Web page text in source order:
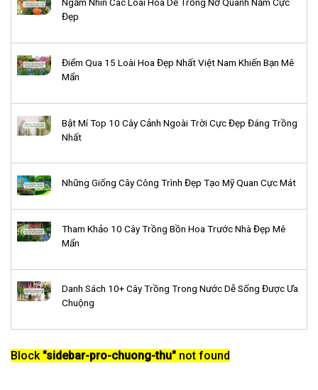
Ngắm Nhìn Các Loài Hoa Dễ Trồng Nở Quanh Năm Cực
Đẹp
Điểm Qua 15 Loài Hoa Đẹp Nhất Việt Nam Khiến Bạn Mê
Mẩn
Bật Mí Top 10 Cây Cảnh Ngoài Trời Cực Đẹp Đáng Trồng
Nhất
Những Giống Cây Công Trình Đẹp Tạo Mỹ Quan Cực Mát
Tham Khảo 10 Cây Trồng Bồn Hoa Trước Nhà Đẹp Mê
Mẩn
Danh Sách 10+ Cây Trồng Trong Nước Dễ Sống Được Ưa
Chuộng
Block "sidebar-pro-chuong-thu" not found